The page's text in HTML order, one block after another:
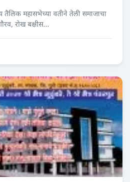
तैलिक महासभेच्या वतीने तेली समाजाचा
रोख बक्षीस...